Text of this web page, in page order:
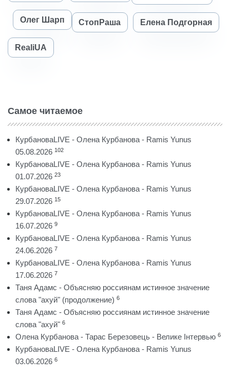
Олег Шарп СтопРаша Елена Подгорная
RealiUA
Самое читаемое
КурбановаLIVE - Олена Курбанова - Ramis Yunus
05.08.2026 102
КурбановаLIVE - Олена Курбанова - Ramis Yunus
01.07.2026 23
КурбановаLIVE - Олена Курбанова - Ramis Yunus
29.07.2026 15
КурбановаLIVE - Олена Курбанова - Ramis Yunus
16.07.2026 9
КурбановаLIVE - Олена Курбанова - Ramis Yunus
24.06.2026 7
КурбановаLIVE - Олена Курбанова - Ramis Yunus
17.06.2026 7
Таня Адамс - Объясняю россиянам истинное значение
слова "ахуй" (продолжение) 6
Таня Адамс - Объясняю россиянам истинное значение
слова "ахуй" 6
Олена Курбанова - Тарас Березовець - Велике Інтервью 6
КурбановаLIVE - Олена Курбанова - Ramis Yunus
03.06.2026 6